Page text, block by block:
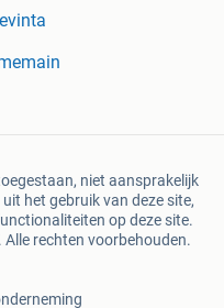
niet aansprakelijk
het gebruik van deze site,
op deze site.
rechten voorbehouden.